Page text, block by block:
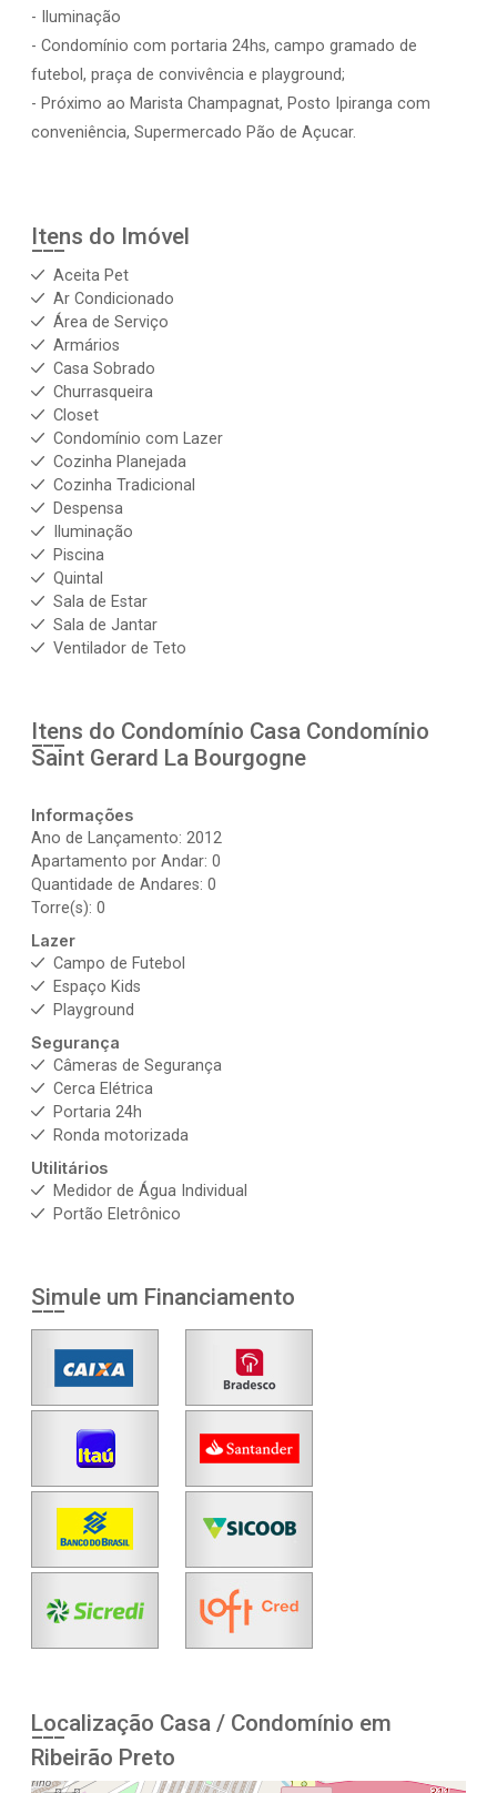
- Iluminação
- Condomínio com portaria 24hs, campo gramado de
futebol, praça de convivência e playground;
- Próximo ao Marista Champagnat, Posto Ipiranga com
conveniência, Supermercado Pão de Açucar.
Itens do Imóvel
Aceita Pet
Ar Condicionado
Área de Serviço
Armários
Casa Sobrado
Churrasqueira
Closet
Condomínio com Lazer
Cozinha Planejada
Cozinha Tradicional
Despensa
Iluminação
Piscina
Quintal
Sala de Estar
Sala de Jantar
Ventilador de Teto
Itens do Condomínio Casa Condomínio
Saint Gerard La Bourgogne
Informações
Ano de Lançamento: 2012
Apartamento por Andar: 0
Quantidade de Andares: 0
Torre(s): 0
Lazer
Campo de Futebol
Espaço Kids
Playground
Segurança
Câmeras de Segurança
Cerca Elétrica
Portaria 24h
Ronda motorizada
Utilitários
Medidor de Água Individual
Portão Eletrônico
Simule um Financiamento
Localização Casa / Condomínio em
Ribeirão Preto